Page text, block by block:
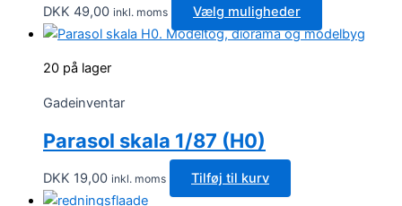
DKK 49,00 inkl. moms Vælg muligheder
vare
20 på lager
Gadeinventar
Parasol skala 1/87 (H0)
DKK 19,00 inkl. moms Tilføj til kurv